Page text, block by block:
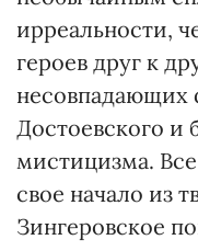
ирреальности,
героев друг к
Достоевского и
мистицизма. Все
свое начало из
Зингеровское